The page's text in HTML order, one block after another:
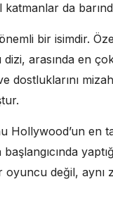
da
bir isimdir.
dizi, arasında en
dostluklarını
Hollywood’un en
değil, aynı